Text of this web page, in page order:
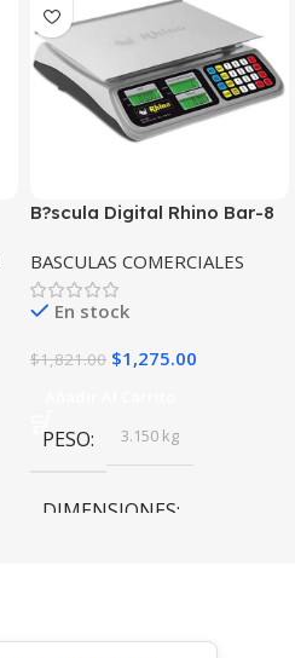
B?scula Digital Rhino Bar-8
2g
BASCULAS COMERCIALES
En stock
$1,821.00 $1,275.00
PESO 3.150 kg
DIMENSIONES
MARCA Rhino